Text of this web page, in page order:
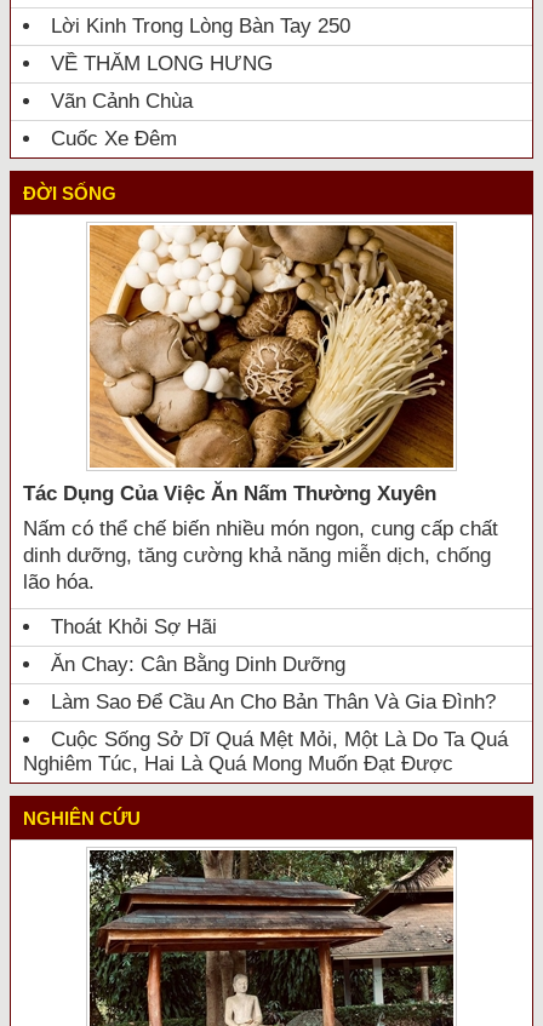
Lời Kinh Trong Lòng Bàn Tay 250
VỀ THĂM LONG HƯNG
Vãn Cảnh Chùa
Cuốc Xe Đêm
ĐỜI SỐNG
Tác Dụng Của Việc Ăn Nấm Thường Xuyên
Nấm có thể chế biến nhiều món ngon, cung cấp chất
dinh dưỡng, tăng cường khả năng miễn dịch, chống
lão hóa.
Thoát Khỏi Sợ Hãi
Ăn Chay: Cân Bằng Dinh Dưỡng
Làm Sao Để Cầu An Cho Bản Thân Và Gia Đình?
Cuộc Sống Sở Dĩ Quá Mệt Mỏi, Một Là Do Ta Quá
Nghiêm Túc, Hai Là Quá Mong Muốn Đạt Được
NGHIÊN CỨU